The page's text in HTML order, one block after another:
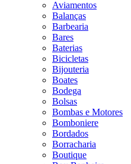
Aviamentos
Balanças
Barbearia
Bares
Baterias
Bicicletas
Bijouteria
Boates
Bodega
Bolsas
Bombas e Motores
Bomboniere
Bordados
Borracharia
Boutique